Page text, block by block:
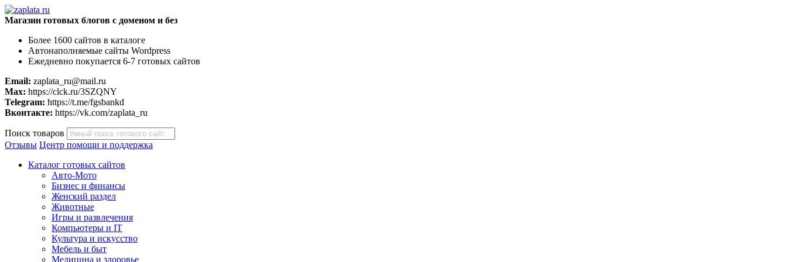
Магазин готовых блогов с доменом и без
Более 1600 сайтов в каталоге
Автонаполняемые сайты Wordpress
Ежедневно покупается 6-7 готовых сайтов
Email: zaplata_ru@mail.ru
Max: https://clck.ru/3SZQNY
Telegram: https://t.me/fgsbankd
Вконтакте: https://vk.com/zaplata_ru
Поиск товаров
Отзывы Центр помощи и поддержка
Каталог готовых сайтов
Авто-Мото
Бизнес и финансы
Женский раздел
Животные
Игры и развлечения
Компьютеры и IT
Культура и искусство
Мебель и быт
Медицина и здоровье